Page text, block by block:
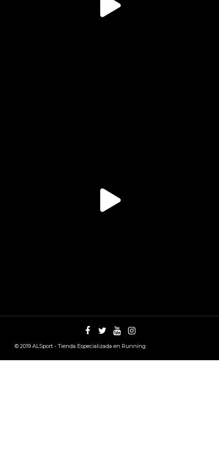
© 2019 ALSport - Tienda Especializada en Running